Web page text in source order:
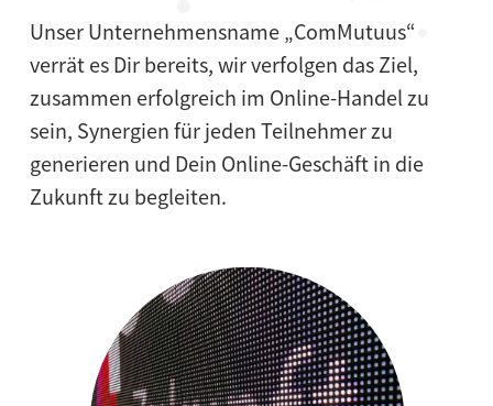
Unser Unternehmensname „ComMutuus“
verrät es Dir bereits, wir verfolgen das Ziel,
zusammen erfolgreich im Online-Handel zu
sein, Synergien für jeden Teilnehmer zu
generieren und Dein Online-Geschäft in die
Zukunft zu begleiten.